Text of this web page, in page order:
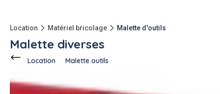
Location Matériel bricolage Malette d'outils
Malette diverses
Location Malette outils